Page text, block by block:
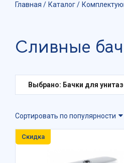
Главная Каталог
Сливные
Выбрано: Бачки для
Сортировать по популярности
Скидка